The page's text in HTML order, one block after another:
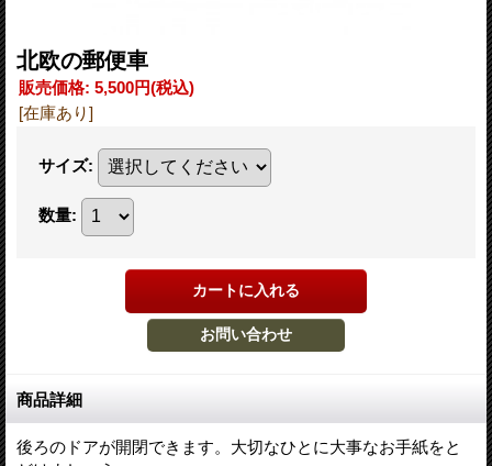
北欧の郵便車
販売価格: 5,500円(税込)
[在庫あり]
サイズ:
数量:
商品詳細
後ろのドアが開閉できます。大切なひとに大事なお手紙をと